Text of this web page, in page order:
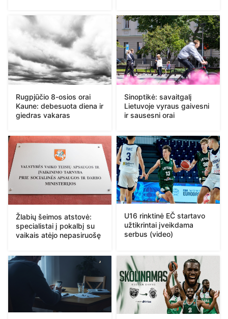
Rugpjūčio 8-osios orai
Kaune: debesuota diena ir
giedras vakaras
Sinoptikė: savaitgalį
Lietuvoje vyraus gaivesni
ir sausesni orai
Žlabių šeimos atstovė:
specialistai į pokalbį su
vaikais atėjo nepasiruošę
U16 rinktinė EČ startavo
užtikrintai įveikdama
serbus (video)